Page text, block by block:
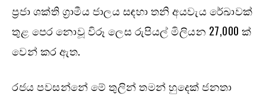
ප්‍රජා ශක්ති ග්‍රාමීය ජාලය සඳහා තනි අයවැය රේඛාවක්
තුළ පෙර නොවූ විරූ ලෙස රුපියල් මිලියන 27,000 ක්
වෙන් කර ඇත.
රජය පවසන්නේ මේ තුලින් තමන් හුදෙක් ජනතා